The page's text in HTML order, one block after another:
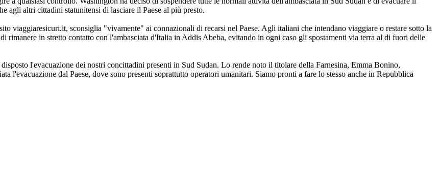
agli altri cittadini statunitensi di lasciare il Paese al più presto.
viaggiaresicuri.it, sconsiglia "vivamente" ai connazionali di recarsi nel Paese. Agli italiani che intendano viaggiare o restare sotto la
rimanere in stretto contatto con l'ambasciata d'Italia in Addis Abeba, evitando in ogni caso gli spostamenti via terra al di fuori delle
l'evacuazione dei nostri concittadini presenti in Sud Sudan. Lo rende noto il titolare della Farnesina, Emma Bonino,
l'evacuazione dal Paese, dove sono presenti soprattutto operatori umanitari. Siamo pronti a fare lo stesso anche in Repubblica